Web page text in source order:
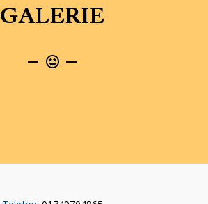
GALERIE